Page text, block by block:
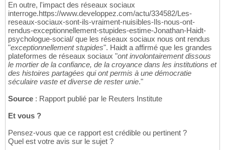
En outre, l'impact des réseaux sociaux
interroge.https://www.developpez.com/actu/334582/Les-
reseaux-sociaux-sont-ils-vraiment-nuisibles-Ils-nous-ont-
rendus-exceptionnellement-stupides-estime-Jonathan-Haidt-
psychologue-social/ que les réseaux sociaux nous ont rendus
"exceptionnellement stupides". Haidt a affirmé que les grandes
plateformes de réseaux sociaux "ont involontairement dissous
le mortier de la confiance, de la croyance dans les institutions et
des histoires partagées qui ont permis à une démocratie
séculaire vaste et diverse de rester unie."
Source : Rapport publié par le Reuters Institute
Et vous ?
Pensez-vous que ce rapport est crédible ou pertinent ?
Quel est votre avis sur le sujet ?